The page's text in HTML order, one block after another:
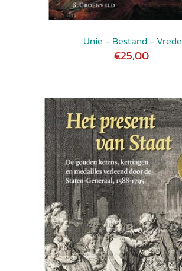
Unie - Bestand - Vrede
€25,00